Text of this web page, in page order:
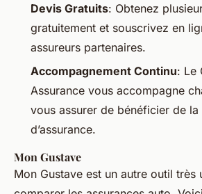
Devis Gratuits: Obtenez
gratuitement et souscrivez en
assureurs partenaires.
Accompagnement Continu: Le
Assurance vous accompagne
vous assurer de bénéficier de
d’assurance.
Mon Gustave
Mon Gustave est un autre outil très